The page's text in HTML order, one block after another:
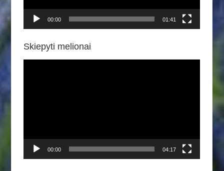
00:00 01:41
Skiepyti melionai
00:00 04:17